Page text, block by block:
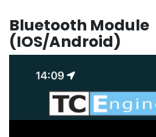
Bluetooth Module
(IOS/Android)